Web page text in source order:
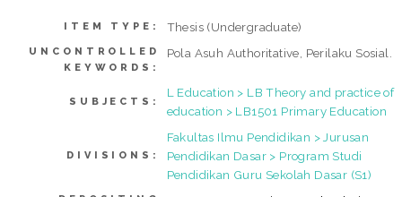
ITEM TYPE: Thesis (Undergraduate)
UNCONTROLLED
KEYWORDS:
Pola Asuh Authoritative, Perilaku Sosial.
SUBJECTS:
L Education > LB Theory and practice of
education > LB1501 Primary Education
DIVISIONS:
Fakultas Ilmu Pendidikan > Jurusan
Pendidikan Dasar > Program Studi
Pendidikan Guru Sekolah Dasar (S1)